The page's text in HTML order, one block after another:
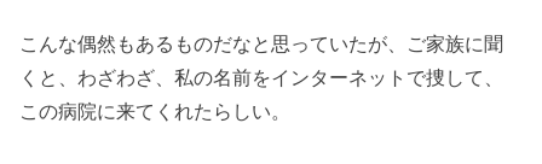
こんな偶然もあるものだなと思っていたが、ご家族に聞
くと、わざわざ、私の名前をインターネットで捜して、
この病院に来てくれたらしい。